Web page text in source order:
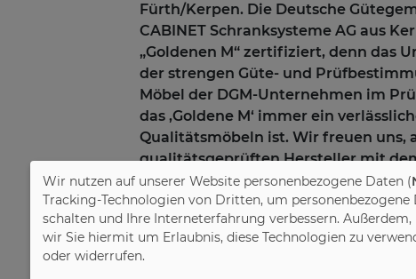
Fürth/Kerpen. Die Deutsche
CABINET Schranksysteme AG aus
„Goldenen M“ zertifiziert, denn das
der strengen Güte- und
Möbel der DGM-Unternehmen im
das ‚Goldene M‘ immer ein
Qualitätsmöbeln ist. Wir freuen uns,
qualitätsgeprüften Hersteller mit
und begrüßen das Unternehmen
Geschäftsführer Jochen Winning.
Seit über 40 Jahren entwickelt
Optik sowie ihren Funktionen und
Wir nutzen auf unserer Website personenbezogene Daten (
Tracking-Technologien von Dritten, um
schalten und Ihre Interneterfahrung verbessern.
wir Sie hiermit um Erlaubnis, diese Technologien zu
oder widerrufen.